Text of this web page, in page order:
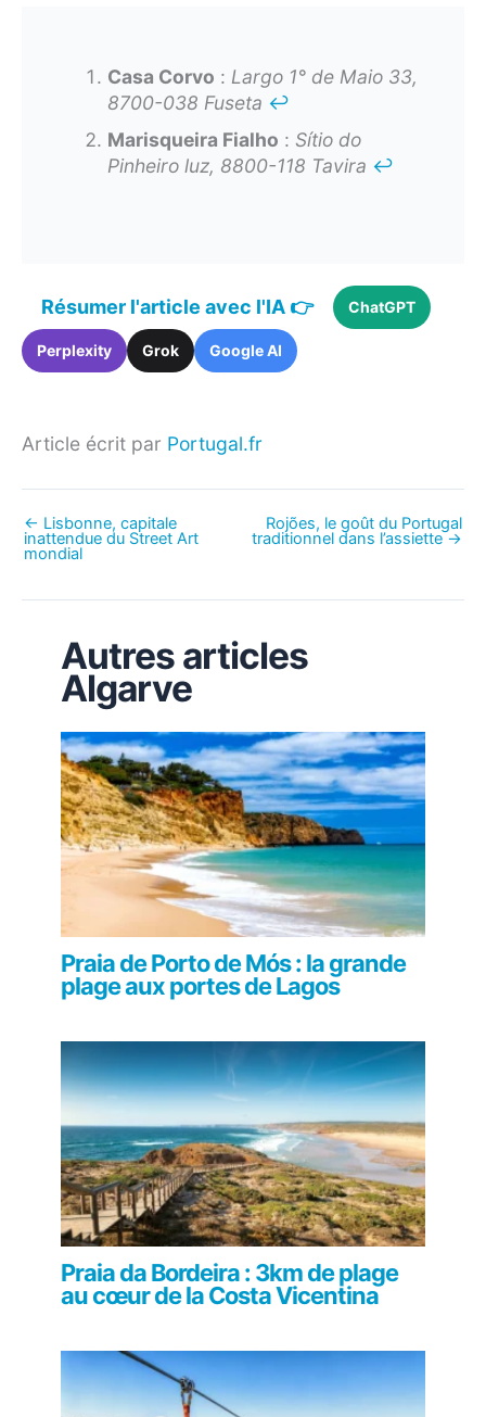
Casa Corvo : Largo 1° de Maio 33,
8700-038 Fuseta ↩︎
Marisqueira Fialho : Sítio do
Pinheiro luz, 8800-118 Tavira ↩︎
Résumer l'article avec l'IA 👉 ChatGPT
Perplexity Grok Google AI
Article écrit par Portugal.fr
← Lisbonne, capitale
inattendue du Street Art
mondial
Rojões, le goût du Portugal
traditionnel dans l’assiette→
Autres articles
Algarve
Praia de Porto de Mós : la grande
plage aux portes de Lagos
Praia da Bordeira : 3km de plage
au cœur de la Costa Vicentina